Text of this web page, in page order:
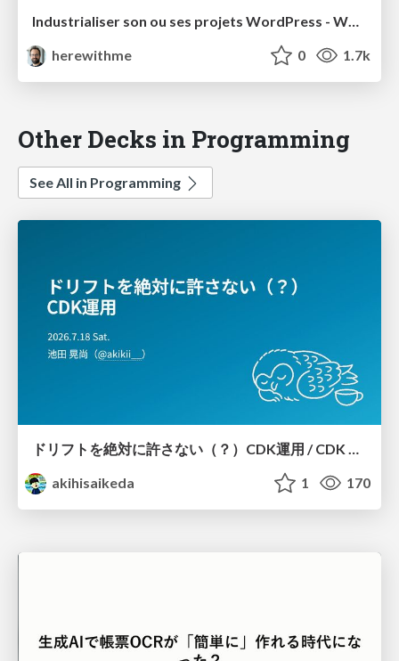
Industrialiser son ou ses projets WordPress - WordCamp Paris 2014
herewithme
0 1.7k
Other Decks in Programming
See All in Programming
akihisaikeda
1 170